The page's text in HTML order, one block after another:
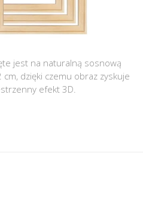
jest na naturalną sosnową
dzięki czemu obraz zyskuje
efekt 3D.